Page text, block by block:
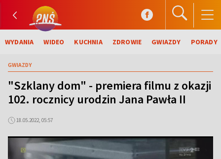
WYDANIA WIDEO KUCHNIA ZDROWIE GWIAZDY PORADY
GWIAZDY
"Szklany dom" - premiera filmu z okazji
102. rocznicy urodzin Jana Pawła II
18.05.2022, 05:57